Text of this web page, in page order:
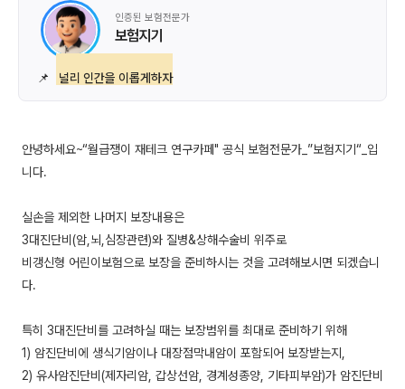
인증된 보험전문가
보험지기
📌 널리 인간을 이롭게하자
안녕하세요~“월급쟁이 재테크 연구카페" 공식 보험전문가_”보험지기“_입
니다.
실손을 제외한 나머지 보장내용은
3대진단비(암,뇌,심장관련)와 질병&상해수술비 위주로
비갱신형 어린이보험으로 보장을 준비하시는 것을 고려해보시면 되겠습니
다.
특히 3대진단비를 고려하실 때는 보장범위를 최대로 준비하기 위해
1) 암진단비에 생식기암이나 대장점막내암이 포함되어 보장받는지,
2) 유사암진단비(제자리암, 갑상선암, 경계성종양, 기타피부암)가 암진단비